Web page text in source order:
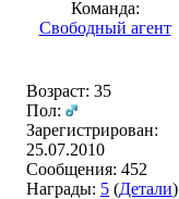
Команда:
Свободный агент
Возраст: 35
Пол:
Зарегистрирован:
25.07.2010
Сообщения: 452
Награды: 5 (Детали)